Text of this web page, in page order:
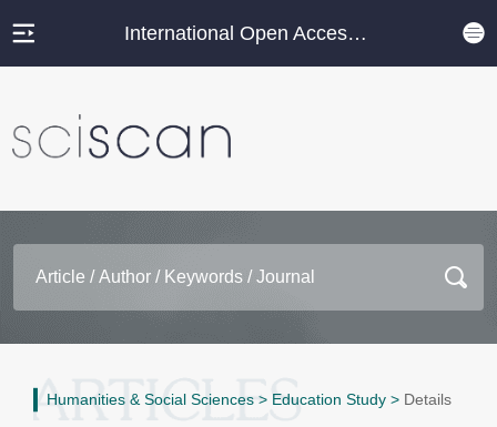
International Open Access Journal Platform
Humanities & Social Sciences > Education Study > Details